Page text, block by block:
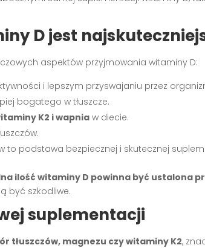
D jest
aspektów przyjmowania witaminy D:
i lepszym przyswajaniu przez
bogatego w tłuszcze.
K2 i wapnia w diecie.
to podstawa bezpiecznej i skutecznej
ilość witaminy D powinna być ustalona
być szkodliwe.
suplementacji
tłuszczów, magnezu czy witaminy K2,